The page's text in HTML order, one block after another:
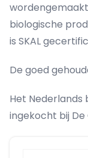
biologische
is SKAL
De goed
Het Nederlands
ingekocht bij De